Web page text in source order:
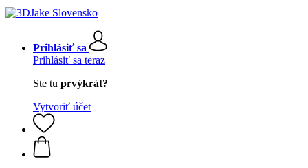
Prihlásiť sa
Prihlásiť sa teraz
Ste tu prvýkrát?
Vytvoriť účet